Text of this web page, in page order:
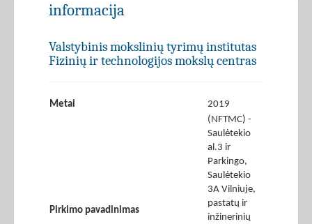
informacija
Valstybinis mokslinių tyrimų institutas
Fizinių ir technologijos mokslų centras
Metai 2019
Pirkimo pavadinimas
(NFTMC) -
Saulėtekio
al.3 ir
Parkingo,
Saulėtekio
3A Vilniuje,
pastatų ir
inžinerinių